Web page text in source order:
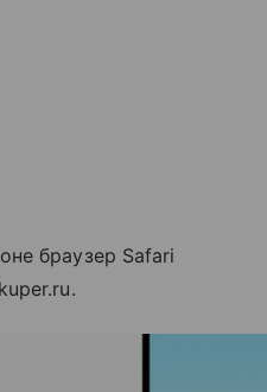
браузер Safari